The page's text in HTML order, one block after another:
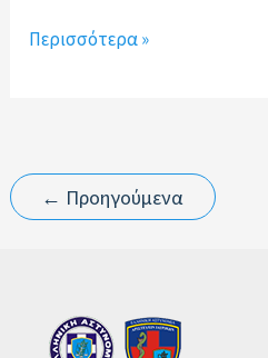
Ενδεικτικός
σωματικών
ατελειών
υποψηφίων
στις
Περισσότερα »
← Προηγούμενα